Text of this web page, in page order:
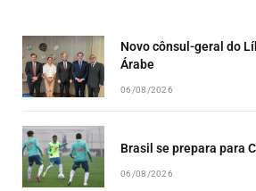
Novo cônsul-geral do
Árabe
06/08/2026
Brasil se prepara para
06/08/2026